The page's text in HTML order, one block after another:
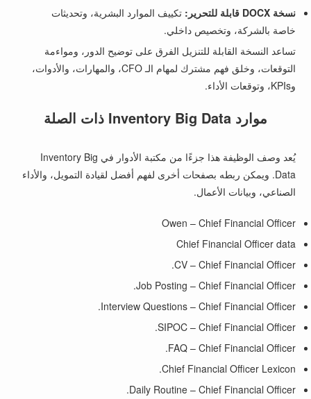
نسخة DOCX قابلة للتحرير:
تكييف الموارد البشرية، وتحديثات
خاصة بالشركة، وتخصيص داخلي.
تساعد النسخة القابلة للتنزيل الفرق على توضيح الدور، ومواءمة
التوقعات، وخلق فهم مشترك لمهام الـ CFO، والمهارات، والأدوات،
وKPIs، وتوقعات الأداء.
موارد Inventory Big Data ذات الصلة
يُعد وصف الوظيفة هذا جزءًا من مكتبة الأدوار في Inventory Big
Data. ويمكن ربطه بصفحات أخرى لفهم أفضل لقيادة التمويل، والأداء
الصناعي، وبيانات الأعمال.
Owen – Chief Financial Officer
Chief Financial Officer data
CV – Chief Financial Officer.
Job Posting – Chief Financial Officer.
Interview Questions – Chief Financial Officer.
SIPOC – Chief Financial Officer.
FAQ – Chief Financial Officer.
Chief Financial Officer Lexicon.
Daily Routine – Chief Financial Officer.